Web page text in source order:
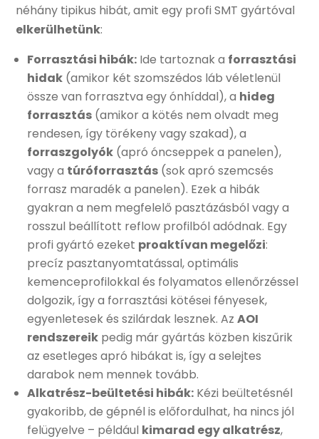
néhány tipikus hibát, amit egy profi SMT gyártóval
elkerülhetünk:
Forrasztási hibák: Ide tartoznak a forrasztási
hidak (amikor két szomszédos láb véletlenül
össze van forrasztva egy ónhíddal), a hideg
forrasztás (amikor a kötés nem olvadt meg
rendesen, így törékeny vagy szakad), a
forraszgolyók (apró óncseppek a panelen),
vagy a túróforrasztás (sok apró szemcsés
forrasz maradék a panelen). Ezek a hibák
gyakran a nem megfelelő pasztázásból vagy a
rosszul beállított reflow profilból adódnak. Egy
profi gyártó ezeket proaktívan megelőzi:
precíz pasztanyomtatással, optimális
kemenceprofilokkal és folyamatos ellenőrzéssel
dolgozik, így a forrasztási kötései fényesek,
egyenletesek és szilárdak lesznek. AzAOI
rendszereik pedig már gyártás közben kiszűrik
az esetleges apró hibákat is, így a selejtes
darabok nem mennek tovább.
Alkatrész-beültetési hibák: Kézi beültetésnél
gyakoribb, de gépnél is előfordulhat, ha nincs jól
felügyelve – például kimarad egy alkatrész,